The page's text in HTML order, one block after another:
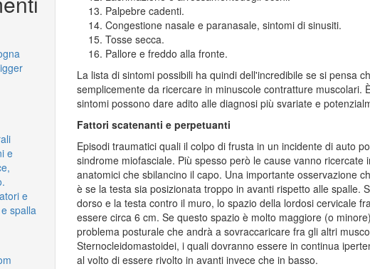
e
e
spalla
Palpebre cadenti.
Congestione nasale e paranasale, sintomi di sinusiti.
Tosse secca.
Pallore e freddo alla fronte.
La lista di sintomi possibili ha quindi dell'incredibile se si pensa
semplicemente da ricercare in minuscole contratture muscolari.
sintomi possono dare adito alle diagnosi più svariate e
Fattori scatenanti e perpetuanti
Episodi traumatici quali il colpo di frusta in un incidente di auto
sindrome miofasciale. Più spesso però le cause vanno ricercate
anatomici che sbilancino il capo. Una importante osservazione
è se la testa sia posizionata troppo in avanti rispetto alle spalle.
dorso e la testa contro il muro, lo spazio della lordosi cervicale
essere circa 6 cm. Se questo spazio è molto maggiore (o
problema posturale che andrà a sovraccaricare fra gli altri
Sternocleidomastoidei, i quali dovranno essere in continua
al volto di essere rivolto in avanti invece che in basso.